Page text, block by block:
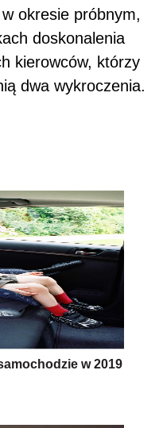
okresie próbnym,
doskonalenia
kierowców, którzy
dwa wykroczenia.
w 2019